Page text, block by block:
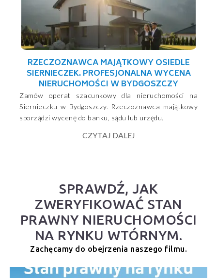
RZECZOZNAWCA MAJĄTKOWY OSIEDLE
SIERNIECZEK. PROFESJONALNA WYCENA
NIERUCHOMOŚCI W BYDGOSZCZY
Zamów operat szacunkowy dla nieruchomości na
Siernieczku w Bydgoszczy. Rzeczoznawca majątkowy
sporządzi wycenę do banku, sądu lub urzędu.
CZYTAJ DALEJ
SPRAWDŹ, JAK
ZWERYFIKOWAĆ STAN
PRAWNY NIERUCHOMOŚCI
NA RYNKU WTÓRNYM.
Zachęcamy do obejrzenia naszego filmu.